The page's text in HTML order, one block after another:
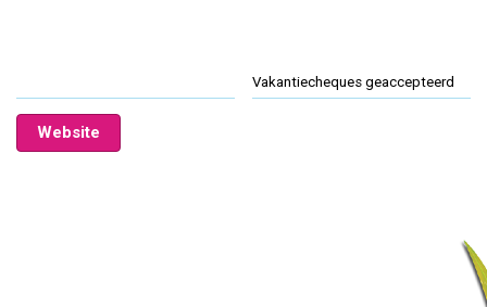
Vakantiecheques geaccepteerd
Website